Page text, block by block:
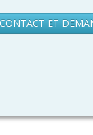
CONTACT ET